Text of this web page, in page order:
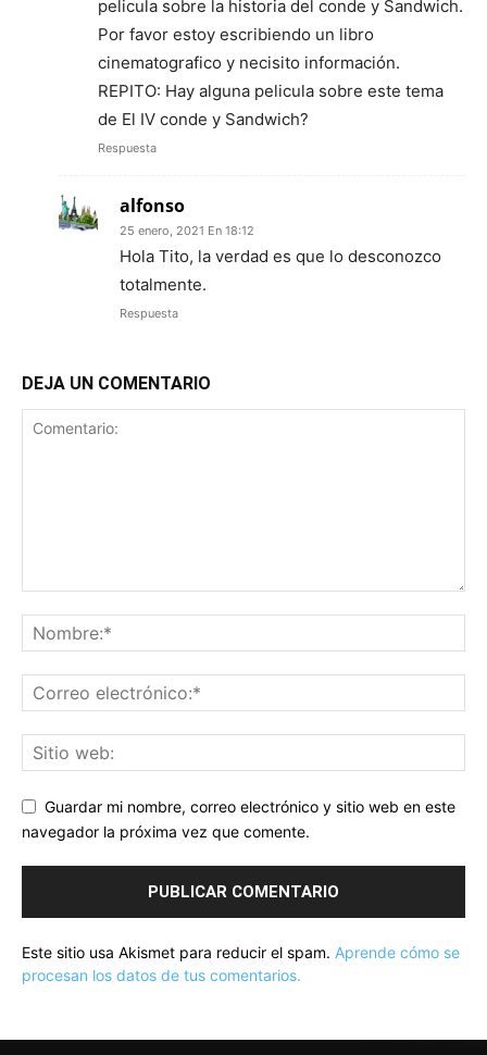
pelicula sobre la historia del conde y Sandwich.
Por favor estoy escribiendo un libro
cinematografico y necisito información.
REPITO: Hay alguna pelicula sobre este tema
de El IV conde y Sandwich?
Respuesta
alfonso
25 enero, 2021 En 18:12
Hola Tito, la verdad es que lo desconozco
totalmente.
Respuesta
DEJA UN COMENTARIO
Guardar mi nombre, correo electrónico y sitio web en este
navegador la próxima vez que comente.
Este sitio usa Akismet para reducir el spam. Aprende cómo se
procesan los datos de tus comentarios.